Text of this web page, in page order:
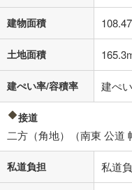
借り入れの際は各金融機関
す。
条件によってお借り入れが
不動産会社
建物面積
土地面積
建ぺい率/容積率 建ぺ
接道
二方（角地）（南東 公道
私道負担 私道